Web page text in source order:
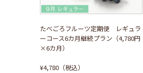
たべごろフルーツ定期便 レギュラ
ーコース6カ月継続プラン（4,780円
×6カ月）
¥4,780（税込）